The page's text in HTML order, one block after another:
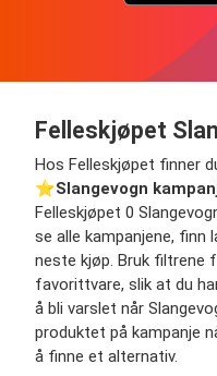
Felleskjøpet
Hos Felleskjøpet finner
⭐️Slangevogn
Felleskjøpet 0
se alle kampanjene, finn
neste kjøp. Bruk filtrene
favorittvare, slik at du
å bli varslet når
produktet på kampanje
å finne et alternativ.